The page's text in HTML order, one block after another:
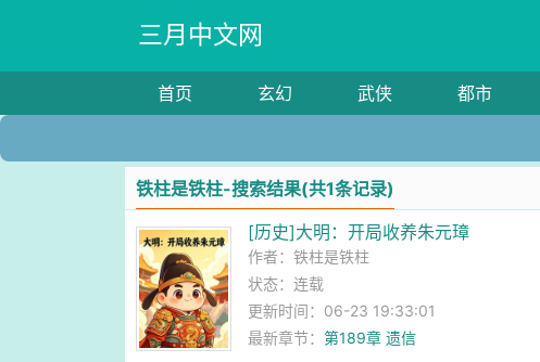
三月中文网
首页 玄幻 武侠 都市
铁柱是铁柱-搜索结果(共1条记录)
[历史]大明：开局收养朱元璋
作者：铁柱是铁柱
状态：连载
更新时间：06-23 19:33:01
最新章节：第189章 遗信